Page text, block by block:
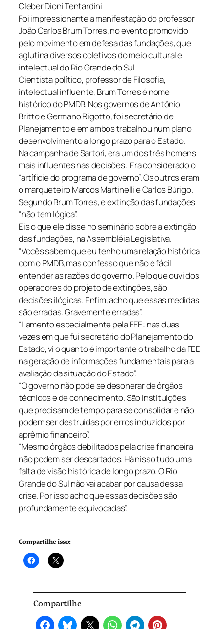
Cleber Dioni Tentardini
Foi impressionante a manifestação do professor
João Carlos Brum Torres, no evento promovido
pelo movimento em defesa das fundações, que
aglutina diversos coletivos do meio cultural e
intelectual do Rio Grande do Sul.
Cientista político, professor de Filosofia,
intelectual influente, Brum Torres é nome
histórico do PMDB. Nos governos de Antônio
Britto e Germano Rigotto, foi secretário de
Planejamento e em ambos trabalhou num plano
desenvolvimento a longo prazo para o Estado.
Na campanha de Sartori, era um dos três homens
mais influentes nas decisões. Era considerado o
“artíficie do programa de governo”. Os outros eram
o marqueteiro Marcos Martinelli e Carlos Búrigo.
Segundo Brum Torres, e extinção das fundações
“não tem lógica”.
Eis o que ele disse no seminário sobre a extinção
das fundações, na Assembléia Legislativa.
“Vocês sabem que eu tenho uma relação histórica
com o PMDB, mas confesso que não é fácil
entender as razões do governo. Pelo que ouvi dos
operadores do projeto de extinções, são
decisões ilógicas. Enfim, acho que essas medidas
são erradas. Gravemente erradas”.
“Lamento especialmente pela FEE: nas duas
vezes em que fui secretário do Planejamento do
Estado, vi o quanto é importante o trabalho da FEE
na geração de informações fundamentais para a
avaliação da situação do Estado”.
“O governo não pode se desonerar de órgãos
técnicos e de conhecimento. São instituições
que precisam de tempo para se consolidar e não
podem ser destruídas por erros induzidos por
aprêmio financeiro”.
“Mesmo órgãos debilitados pela crise financeira
não podem ser descartados. Há nisso tudo uma
falta de visão histórica de longo prazo. O Rio
Grande do Sul não vai acabar por causa dessa
crise. Por isso acho que essas decisões são
profundamente equivocadas”.
Compartilhe isso:
Compartilhe